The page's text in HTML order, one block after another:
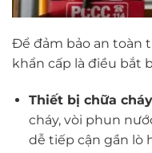
Để đảm bảo an toàn
khẩn cấp là điều bắt
Thiết bị chữa
cháy, vòi phun
dễ tiếp cận gần lò